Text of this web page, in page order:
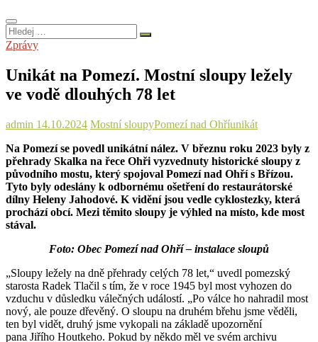
Hledej
…
Zprávy
Unikát na Pomezí. Mostní sloupy ležely
ve vodě dlouhých 78 let
admin 14.10.2024 Mostní sloupyPomezí nad Ohříunikát
Na Pomezí se povedl unikátní nález. V březnu roku 2023 byly z
přehrady Skalka na řece Ohři vyzvednuty historické sloupy z
původního mostu, který spojoval Pomezí nad Ohří s Břízou.
Tyto byly odeslány k odbornému ošetření do restaurátorské
dílny Heleny Jahodové. K vidění jsou vedle cyklostezky, která
prochází obcí. Mezi těmito sloupy je výhled na místo, kde most
stával.
Foto: Obec Pomezí nad Ohří – instalace sloupů
„Sloupy ležely na dně přehrady celých 78 let,“ uvedl pomezský
starosta Radek Tlačil s tím, že v roce 1945 byl most vyhozen do
vzduchu v důsledku válečných událostí. „Po válce ho nahradil most
nový, ale pouze dřevěný. O sloupu na druhém břehu jsme věděli,
ten byl vidět, druhý jsme vykopali na základě upozornění
pana Jiřího Houtkeho. Pokud by někdo měl ve svém archivu